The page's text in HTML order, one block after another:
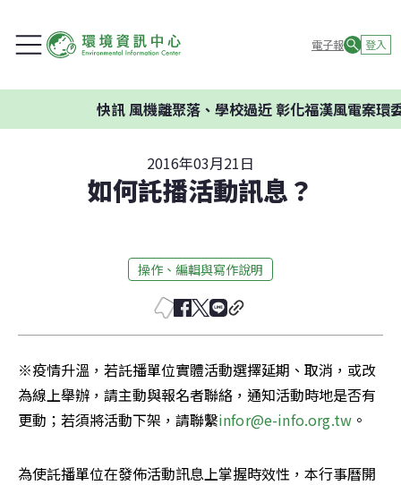
電子報 登入
快訊風機離聚落、學校過近 彰化福漢風電案環委
2016年03月21日
如何託播活動訊息？
操作、編輯與寫作說明
※疫情升溫，若託播單位實體活動選擇延期、取消，或改
為線上舉辦，請主動與報名者聯絡，通知活動時地是否有
更動；若須將活動下架，請聯繫infor@e-info.org.tw 。
為使託播單位在發佈活動訊息上掌握時效性，本行事曆開